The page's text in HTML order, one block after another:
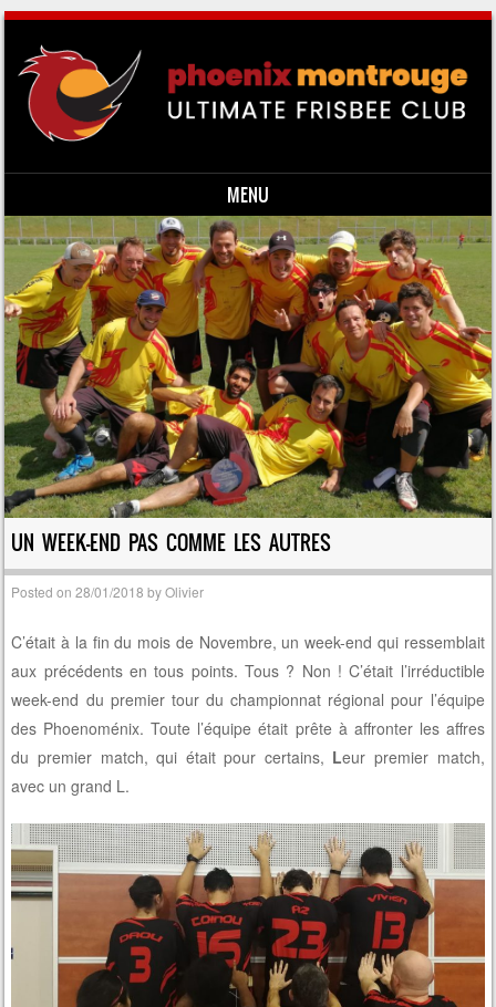
MENU
Skip to content
UN WEEK-END PAS COMME LES AUTRES
Posted on28/01/2018 byOlivier
C’était à la fin du mois de Novembre, un week-end qui ressemblait
aux précédents en tous points. Tous ? Non ! C’était l’irréductible
week-end du premier tour du championnat régional pour l’équipe
des Phoenoménix. Toute l’équipe était prête à affronter les affres
du premier match, qui était pour certains, Leur premier match,
avec un grand L.